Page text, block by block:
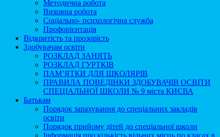
Методична робота
Виховна робота
Соціально- психологічна служба
Профорієнтація
Відкритість та прозорість
Здобувачам освіти
РОЗКЛАД ЗАНЯТЬ
РОЗКЛАД ГУРТКІВ
ПАМ’ЯТКИ ДЛЯ ШКОЛЯРІВ
ПРАВИЛА ПОВЕДІНКИ ЗДОБУВАЧІВ ОСВІТИ
СПЕЦІАЛЬНОЇ ШКОЛИ № 9 міста КИЄВА
Батькам
Порядок зарахування до спеціальних закладів
освіти
Порядок прийому дітей до спеціальної школи
Інформація про кількість вільних місць по класах в